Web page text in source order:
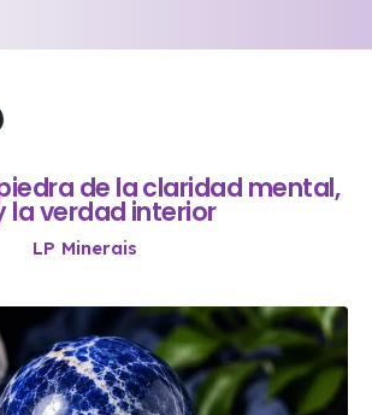
de la claridad mental,
la verdad interior
LP Minerais